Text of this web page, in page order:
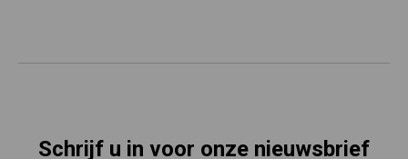
Schrijf u in voor onze nieuwsbrief